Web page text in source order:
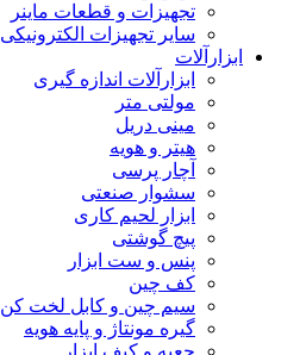
تجهیزات و قطعات ماینر
سایر تجهیزات الکترونیکی
ابزارآلات
ابزارآلات اندازه گیری
مولتی متر
مینی دریل
هیتر و هویه
آچار پرسی
سشوار صنعتی
ابزار لحیم کاری
پیچ گوشتی
پنس و ست ابزار
کف چین
سیم چین و کابل لخت کن
گیره مونتاژ و پایه هویه
جعبه و کیف ابزار